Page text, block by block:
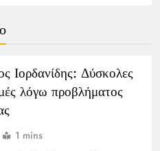
Ιορδανίδης: Δύσκολες
λόγω προβλήματος
1 mins